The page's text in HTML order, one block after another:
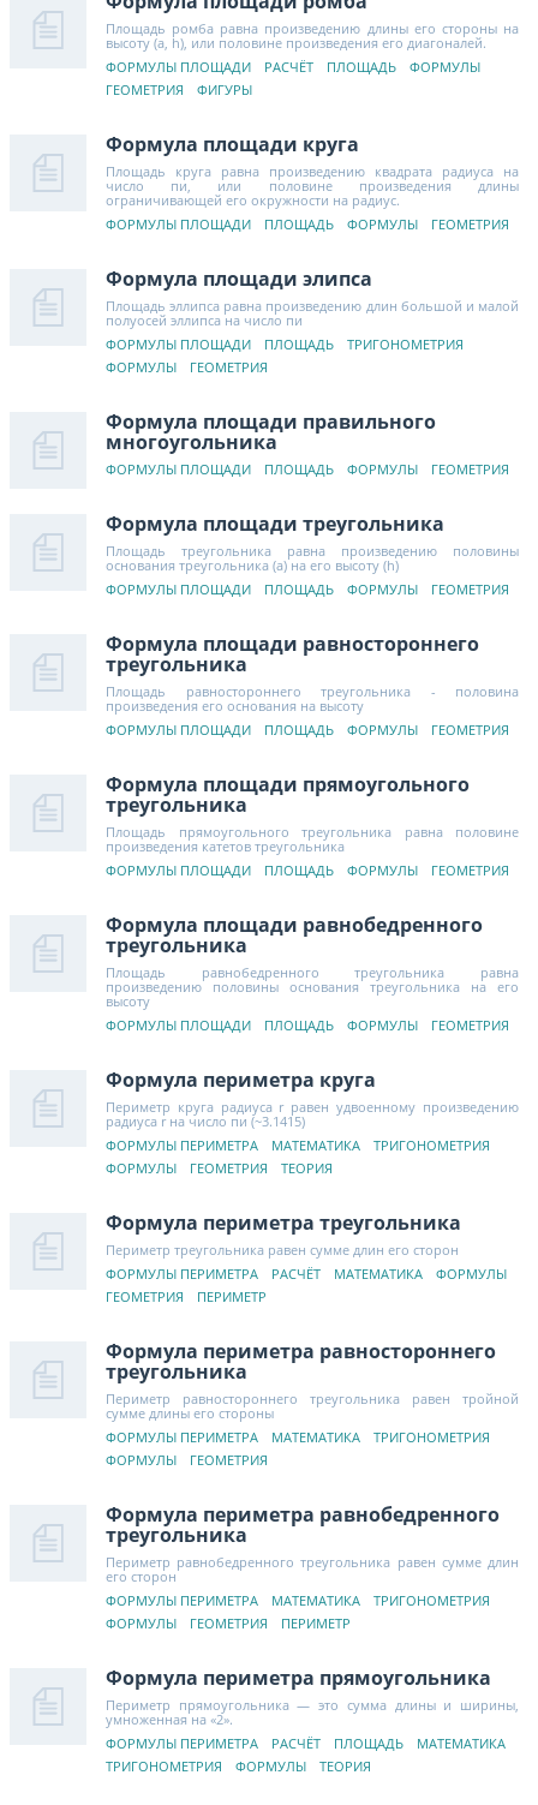
Площадь ромба равна произведению длины его стороны на
высоту (a, h), или половине произведения его диагоналей.
ФОРМУЛЫ ПЛОЩАДИ
РАСЧЁТ ПЛОЩАДЬ
ФОРМУЛЫ
ГЕОМЕТРИЯ
ФИГУРЫ
Формула площади круга
Площадь круга равна произведению квадрата радиуса на
число пи, или половине произведения длины
ограничивающей его окружности на радиус.
ФОРМУЛЫ ПЛОЩАДИ
ПЛОЩАДЬ ФОРМУЛЫ ГЕОМЕТРИЯ
Формула площади элипса
Площадь эллипса равна произведению длин большой и малой
полуосей эллипса на число пи
ФОРМУЛЫ ПЛОЩАДИ
ПЛОЩАДЬ
ТРИГОНОМЕТРИЯ
ФОРМУЛЫ
ГЕОМЕТРИЯ
Формула площади правильного
многоугольника
ФОРМУЛЫ ПЛОЩАДИ ПЛОЩАДЬ ФОРМУЛЫ ГЕОМЕТРИЯ
Формула площади треугольника
Площадь треугольника равна произведению половины
основания треугольника (a) на его высоту (h)
ФОРМУЛЫ ПЛОЩАДИ
ПЛОЩАДЬ ФОРМУЛЫ ГЕОМЕТРИЯ
Формула площади равностороннего
треугольника
Площадь равностороннего треугольника - половина
произведения его основания на высоту
ФОРМУЛЫ ПЛОЩАДИ
ПЛОЩАДЬ ФОРМУЛЫ ГЕОМЕТРИЯ
Формула площади прямоугольного
треугольника
Площадь прямоугольного треугольника равна половине
произведения катетов треугольника
ФОРМУЛЫ ПЛОЩАДИ
ПЛОЩАДЬ ФОРМУЛЫ ГЕОМЕТРИЯ
Формула площади равнобедренного
треугольника
Площадь равнобедренного треугольника равна
произведению половины основания треугольника на его
высоту
ФОРМУЛЫ ПЛОЩАДИ
ПЛОЩАДЬ ФОРМУЛЫ ГЕОМЕТРИЯ
Формула периметра круга
Периметр круга радиуса r равен удвоенному произведению
радиуса r на число пи (~3.1415)
ФОРМУЛЫ ПЕРИМЕТРА
МАТЕМАТИКА
ТРИГОНОМЕТРИЯ
ФОРМУЛЫ
ГЕОМЕТРИЯ ТЕОРИЯ
Формула периметра треугольника
Периметр треугольника равен сумме длин его сторон
ФОРМУЛЫ ПЕРИМЕТРА
РАСЧЁТ МАТЕМАТИКА
ФОРМУЛЫ
ГЕОМЕТРИЯ
ПЕРИМЕТР
Формула периметра равностороннего
треугольника
Периметр равностороннего треугольника равен тройной
сумме длины его стороны
ФОРМУЛЫ ПЕРИМЕТРА
МАТЕМАТИКА
ТРИГОНОМЕТРИЯ
ФОРМУЛЫ
ГЕОМЕТРИЯ
Формула периметра равнобедренного
треугольника
Периметр равнобедренного треугольника равен сумме длин
его сторон
ФОРМУЛЫ ПЕРИМЕТРА
МАТЕМАТИКА
ТРИГОНОМЕТРИЯ
ФОРМУЛЫ
ГЕОМЕТРИЯ ПЕРИМЕТР
Формула периметра прямоугольника
Периметр прямоугольника — это сумма длины и ширины,
умноженная на «2».
ФОРМУЛЫ ПЕРИМЕТРА
РАСЧЁТ ПЛОЩАДЬ
МАТЕМАТИКА
ТРИГОНОМЕТРИЯ
ФОРМУЛЫ ТЕОРИЯ